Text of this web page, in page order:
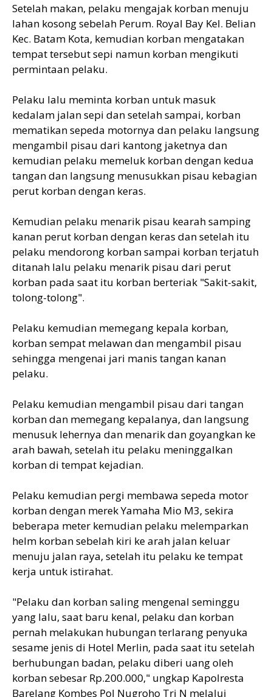
Setelah makan, pelaku mengajak korban menuju
lahan kosong sebelah Perum. Royal Bay Kel. Belian
Kec. Batam Kota, kemudian korban mengatakan
tempat tersebut sepi namun korban mengikuti
permintaan pelaku.
Pelaku lalu meminta korban untuk masuk
kedalam jalan sepi dan setelah sampai, korban
mematikan sepeda motornya dan pelaku langsung
mengambil pisau dari kantong jaketnya dan
kemudian pelaku memeluk korban dengan kedua
tangan dan langsung menusukkan pisau kebagian
perut korban dengan keras.
Kemudian pelaku menarik pisau kearah samping
kanan perut korban dengan keras dan setelah itu
pelaku mendorong korban sampai korban terjatuh
ditanah lalu pelaku menarik pisau dari perut
korban pada saat itu korban berteriak "Sakit-sakit,
tolong-tolong".
Pelaku kemudian memegang kepala korban,
korban sempat melawan dan mengambil pisau
sehingga mengenai jari manis tangan kanan
pelaku.
Pelaku kemudian mengambil pisau dari tangan
korban dan memegang kepalanya, dan langsung
menusuk lehernya dan menarik dan goyangkan ke
arah bawah, setelah itu pelaku meninggalkan
korban di tempat kejadian.
Pelaku kemudian pergi membawa sepeda motor
korban dengan merek Yamaha Mio M3, sekira
beberapa meter kemudian pelaku melemparkan
helm korban sebelah kiri ke arah jalan keluar
menuju jalan raya, setelah itu pelaku ke tempat
kerja untuk istirahat.
"Pelaku dan korban saling mengenal seminggu
yang lalu, saat baru kenal, pelaku dan korban
pernah melakukan hubungan terlarang penyuka
sesame jenis di Hotel Merlin, pada saat itu setelah
berhubungan badan, pelaku diberi uang oleh
korban sebesar Rp.200.000," ungkap Kapolresta
Barelang Kombes Pol Nugroho Tri N melalui